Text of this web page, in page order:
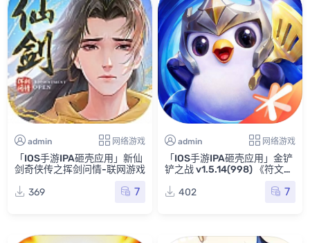
admin 网络游戏
「IOS手游IPA砸壳应用」新仙
剑奇侠传之挥剑问情-联网游戏
369
7
admin 网络游戏
「IOS手游IPA砸壳应用」金铲
铲之战 v1.5.14(998) 《符文大
402
7